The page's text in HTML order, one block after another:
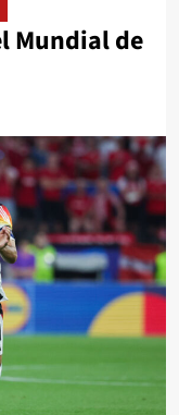
Mundial de